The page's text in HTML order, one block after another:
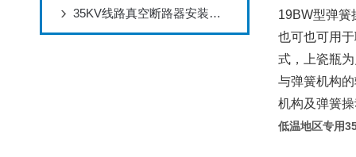
35KV线路真空断路器安装调试规范：接线、接地、操作机构调试实操要点
19BW型弹簧
也可也可用
式，上瓷瓶
与弹簧机构
机构及弹簧
低温地区专用